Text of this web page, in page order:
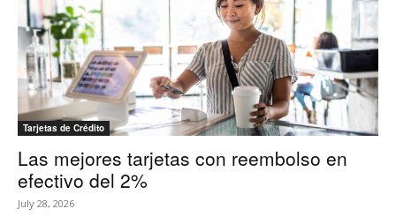
Tarjetas de Crédito
Las mejores tarjetas con reembolso en
efectivo del 2%
July 28, 2026